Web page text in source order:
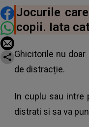
DISTRIBUIE
Jocurile
copii. Iata
Ghicitorile nu
de distracție.
In cuplu sau intre
distrati si sa va